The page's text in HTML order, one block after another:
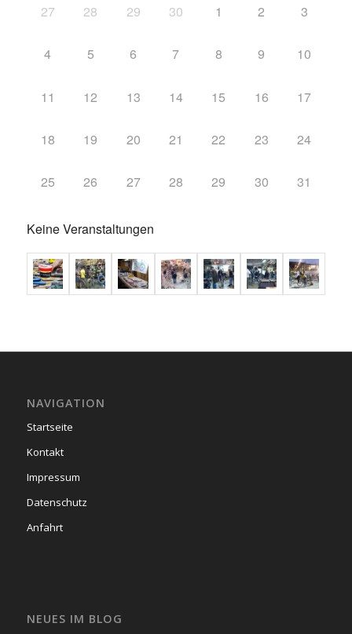
27
28 29 30 1 2 3
4 5 6 7 8 9 10
11 12 13 14 15 16 17
18 19 20 21 22 23 24
25 26 27 28 29 30 31
Keine Veranstaltungen
NAVIGATION
Startseite
Kontakt
Impressum
Datenschutz
Anfahrt
NEUES IM BLOG